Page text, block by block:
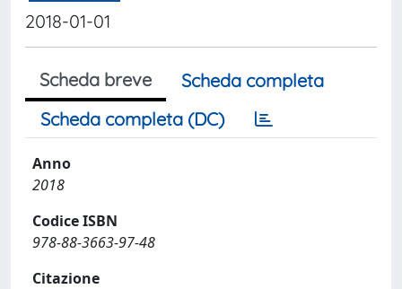
2018-01-01
Scheda breve
Scheda completa
Scheda completa (DC)
Anno
2018
Codice ISBN
978-88-3663-97-48
Citazione